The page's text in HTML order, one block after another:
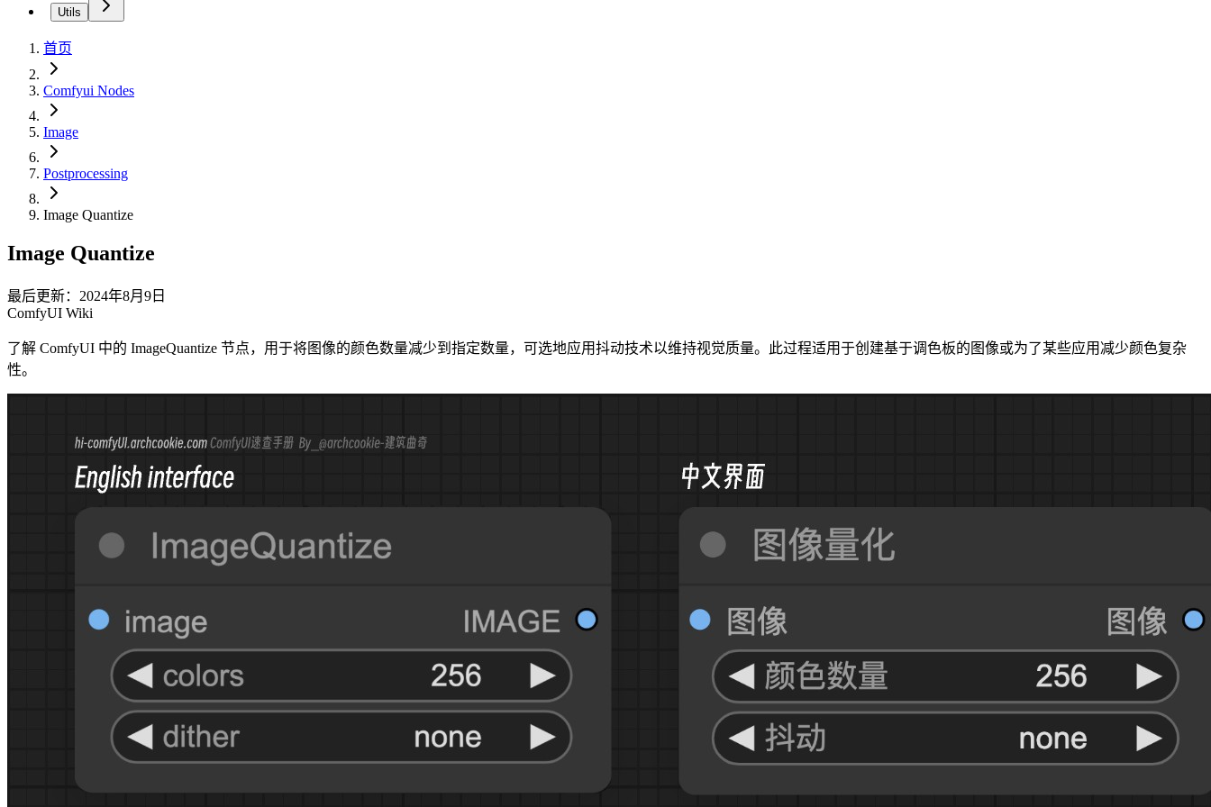
Utils
首页
Comfyui Nodes
Image
Postprocessing
Image Quantize
Image Quantize
最后更新：2024年8月9日
ComfyUI Wiki
了解 ComfyUI 中的 ImageQuantize 节点，用于将图像的颜色数量减少到指定数量，可选地应用抖动技术以维持视觉质量。此过程适用于创建基于调色板的图像或为了某些应用减少颜色复杂
性。